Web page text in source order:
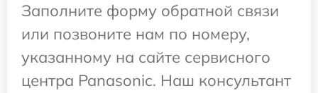
Заполните форму обратной связи
или позвоните нам по номеру,
указанному на сайте сервисного
центра Panasonic. Наш консультант